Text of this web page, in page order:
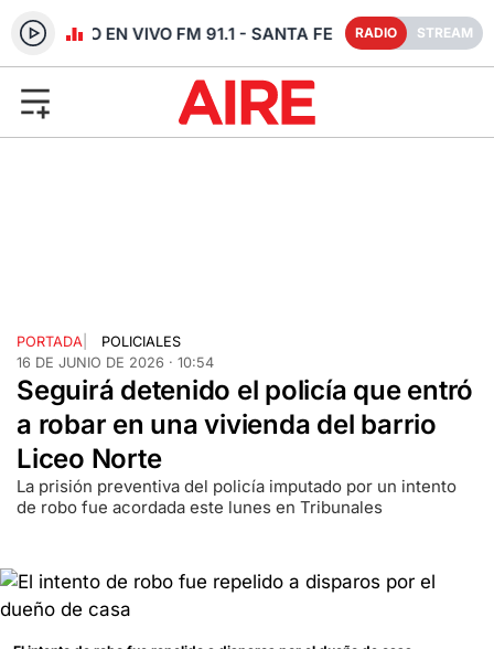
RADIO EN VIVO FM 91.1 - SANTA FE RADIO STREAM
PORTADA
POLICIALES
16 DE JUNIO DE 2026 · 10:54
Seguirá detenido el policía que entró
a robar en una vivienda del barrio
Liceo Norte
La prisión preventiva del policía imputado por un intento
de robo fue acordada este lunes en Tribunales